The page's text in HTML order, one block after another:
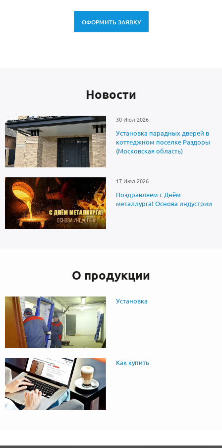
ОФОРМИТЬ ЗАЯВКУ
Новоcти
30 Июл 2026
Установка парадных дверей в
коттеджном поселке Раздоры
(Московская область)
17 Июл 2026
Поздравляем с Днём
металлурга! Основа индустрии
О продукции
Установка
Как купить